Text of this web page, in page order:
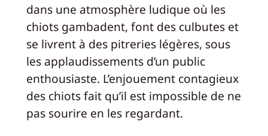
dans une atmosphère ludique où les
chiots gambadent, font des culbutes et
se livrent à des pitreries légères, sous
les applaudissements d’un public
enthousiaste. L’enjouement contagieux
des chiots fait qu’il est impossible de ne
pas sourire en les regardant.